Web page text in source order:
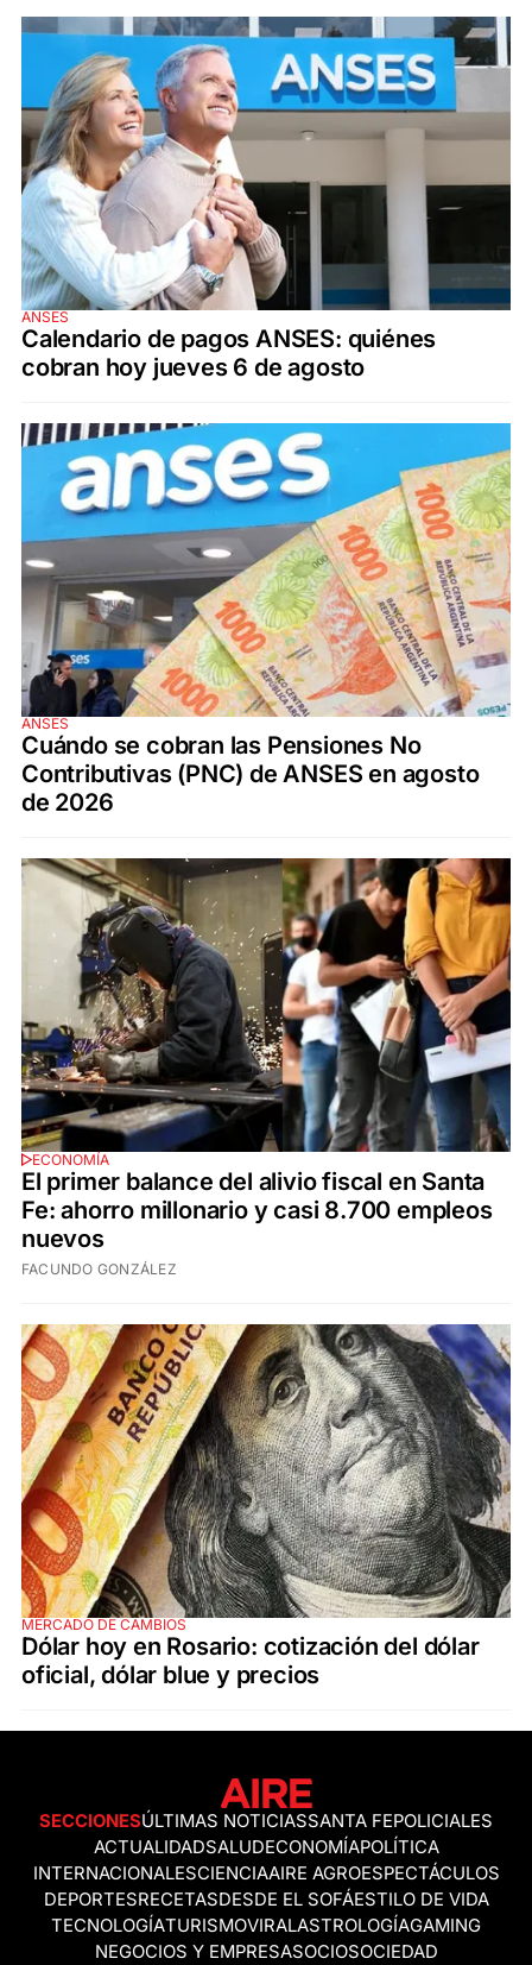
ANSES
Calendario de pagos ANSES: quiénes
cobran hoy jueves 6 de agosto
ANSES
Cuándo se cobran las Pensiones No
Contributivas (PNC) de ANSES en agosto
de 2026
ECONOMÍA
El primer balance del alivio fiscal en Santa
Fe: ahorro millonario y casi 8.700 empleos
nuevos
FACUNDO GONZÁLEZ
MERCADO DE CAMBIOS
Dólar hoy en Rosario: cotización del dólar
oficial, dólar blue y precios
SECCIONESÚLTIMAS NOTICIASSANTA FEPOLICIALES
ACTUALIDADSALUDECONOMÍAPOLÍTICA
INTERNACIONALESCIENCIAAIRE AGROESPECTÁCULOS
DEPORTESRECETASDESDE EL SOFÁESTILO DE VIDA
TECNOLOGÍATURISMOVIRALASTROLOGÍAGAMING
NEGOCIOS Y EMPRESASOCIOSOCIEDAD